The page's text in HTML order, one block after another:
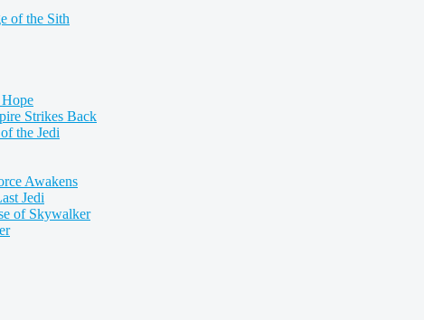
of the Sith
Strikes Back
the Jedi
Awakens
Jedi
of Skywalker